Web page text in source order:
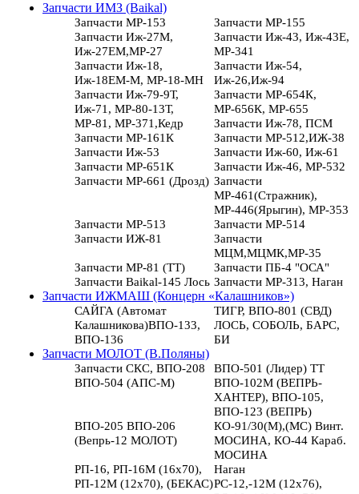
Запчасти ИМЗ (Baikal)
Запчасти МР-153
Запчасти МР-155
Запчасти Иж-27М,
Иж-27ЕМ,МР-27
Запчасти Иж-43, Иж-43Е,
МР-341
Запчасти Иж-18,
Иж-18ЕМ-М, МР-18-МН
Запчасти Иж-54,
Иж-26,Иж-94
Запчасти Иж-79-9Т,
Иж-71, МР-80-13Т,
МР-81, МР-371,Кедр
Запчасти МР-654К,
МР-656К, МР-655
Запчасти Иж-78, ПСМ
Запчасти МР-161К
Запчасти МР-512,ИЖ-38
Запчасти Иж-53
Запчасти Иж-60, Иж-61
Запчасти МР-651К
Запчасти Иж-46, МР-532
Запчасти МР-661 (Дрозд) Запчасти
МР-461(Стражник),
МР-446(Ярыгин), МР-353
Запчасти МР-513
Запчасти МР-514
Запчасти ИЖ-81
Запчасти
МЦМ,МЦМК,МР-35
Запчасти МР-81 (ТТ)
Запчасти ПБ-4 "ОСА"
Запчасти Baikal-145 Лось Запчасти МР-313, Наган
Запчасти ИЖМАШ (Концерн «Калашников»)
САЙГА (Автомат
Калашникова)ВПО-133,
ВПО-136
ТИГР, ВПО-801 (СВД)
ЛОСЬ, СОБОЛЬ, БАРС,
БИ
Запчасти МОЛОТ (В.Поляны)
Запчасти СКС, ВПО-208
ВПО-501 (Лидер) ТТ
ВПО-504 (АПС-М)
ВПО-102М (ВЕПРЬ-
ХАНТЕР), ВПО-105,
ВПО-123 (ВЕПРЬ)
ВПО-205 ВПО-206
(Вепрь-12 МОЛОТ)
КО-91/30(М),(МС) Винт.
МОСИНА, КО-44 Караб.
МОСИНА
РП-16, РП-16М (16х70),
РП-12М (12х70), (БЕКАС)
Наган
РС-12,-12М (12х76),